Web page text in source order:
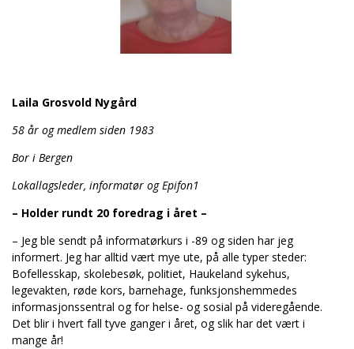
Laila Grosvold Nygård
58 år og medlem siden 1983
Bor i Bergen
Lokallagsleder, informatør og Epifon1
– Holder rundt 20 foredrag i året –
– Jeg ble sendt på informatørkurs i -89 og siden har jeg
informert. Jeg har alltid vært mye ute, på alle typer steder:
Bofellesskap, skolebesøk, politiet, Haukeland sykehus,
legevakten, røde kors, barnehage, funksjonshemmedes
informasjonssentral og for helse- og sosial på videregående.
Det blir i hvert fall tyve ganger i året, og slik har det vært i
mange år!